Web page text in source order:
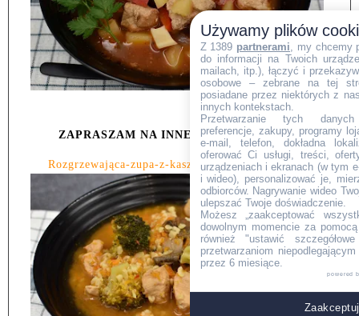
ZAPRASZAM NA INNE MOJE PRZEPISY:
Rozgrzewająca-zupa-z-kaszą-bulgur-i-kurczakiem
Używamy plików
Z 1389 partnerami , my chcemy
do informacji na Twoich
mailach, itp.), łączyć i
osobowe – zebrane na tej
posiadane przez niektórych z
innych kontekstach.
Przetwarzanie tych danych
preferencje, zakupy, programy
e-mail, telefon, dokładna
oferować Ci usługi, treści,
urządzeniach i ekranach (w tym
i wideo), personalizować je,
odbiorców. Nagrywanie wideo
ulepszać Twoje doświadczenie.
Możesz „zaakceptować
dowolnym momencie za
również "ustawić
przetwarzaniom
przez 6 miesiące.
powered